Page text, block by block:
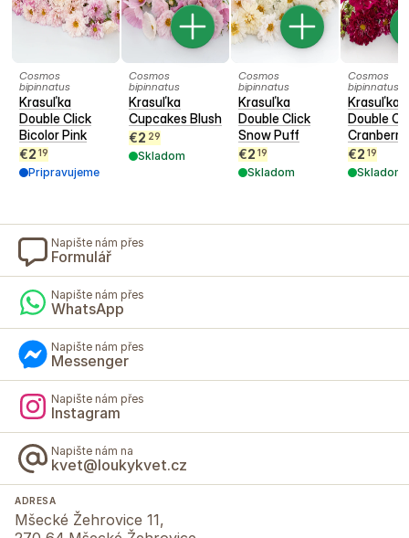
Cosmos
bipinnatus
Krasuľka
Double Click
Bicolor Pink
€2 19
Pripravujeme
Cosmos
bipinnatus
Krasuľka
Cupcakes Blush
€2 29
Skladom
Cosmos
bipinnatus
Krasuľka
Double Click
Snow Puff
€2 19
Skladom
Cosmos
bipinnatus
Krasuľka
Double
€2 19
Skladom
Napište nám přes
Formulář
Napište nám přes
WhatsApp
Napište nám přes
Messenger
Napište nám přes
Instagram
Napište nám na
kvet@loukykvet.cz
ADRESA
Mšecké Žehrovice 11,